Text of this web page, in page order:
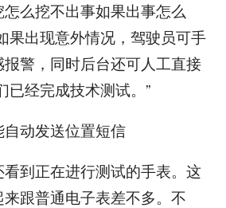
么挖不出事如果出事怎么
果出现意外情况，驾驶员可手
警，同时后台还可人工直接
已经完成技术测试。”
动发送位置短信
到正在进行测试的手表。这
跟普通电子表差不多。不